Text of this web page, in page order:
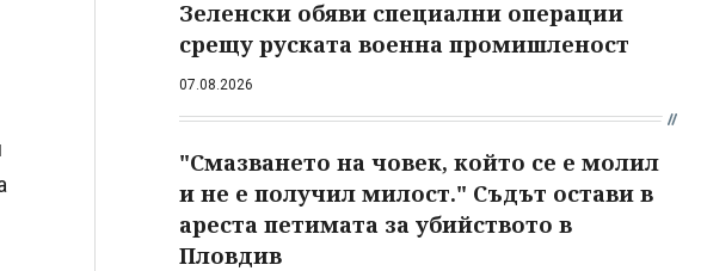
Зеленски обяви специални операции
срещу руската военна промишленост
07.08.2026
"Смазването на човек, който се е молил
и не е получил милост." Съдът остави в
ареста петимата за убийството в
Пловдив